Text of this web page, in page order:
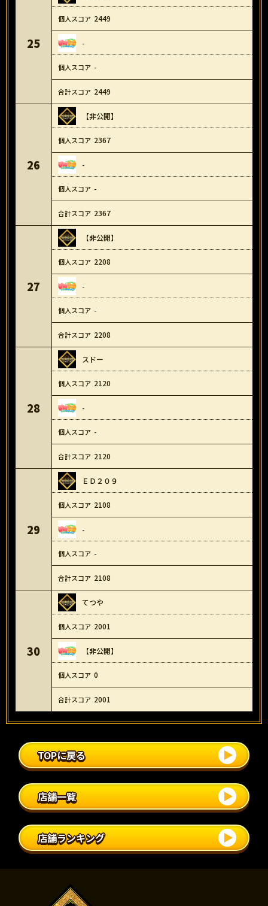
25
2449
-
-
2449
26
【非公開】
2367
-
-
2367
27
【非公開】
2208
-
-
2208
28
スドー
2120
-
-
2120
29
ＥＤ２０９
2108
-
-
2108
30
てつや
2001
【非公開】
0
2001
TOPに戻る
店舗一覧
店舗ランキング